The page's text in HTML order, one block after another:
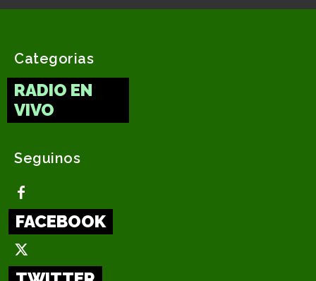
Categorias
RADIO EN
VIVO
Seguinos
FACEBOOK